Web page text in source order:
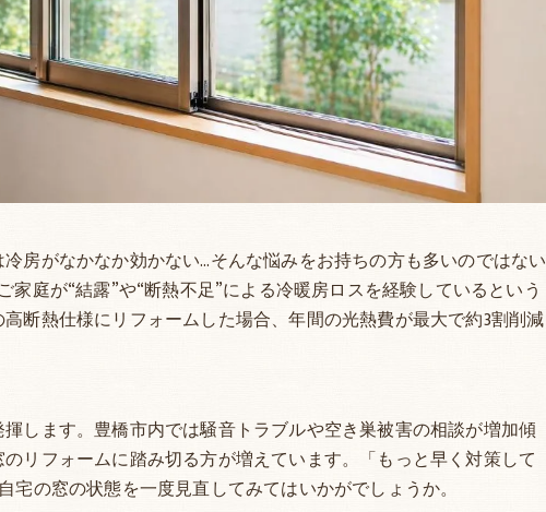
房がなかなか効かない…そんな悩みをお持ちの方も多いのではない
庭が“結露”や“断熱不足”による冷暖房ロスを経験しているという
断熱仕様にリフォームした場合、年間の光熱費が最大で約3割削減
します。豊橋市内では騒音トラブルや空き巣被害の相談が増加傾
リフォームに踏み切る方が増えています。「もっと早く対策して
の窓の状態を一度見直してみてはいかがでしょうか。